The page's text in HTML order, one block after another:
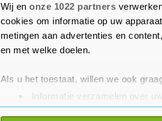
Wij en onze 1022 partners
cookies om informatie op uw
metingen aan advertenties en
en met welke doelen.
Als u het toestaat, willen we ook
Informatie verzamelen over
Uw apparaat identificeren
Overigens kijkt zijn kabinet
punten die de oppositie heeft